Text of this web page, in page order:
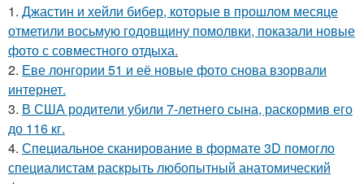
1. Джастин и хейли бибер, которые в прошлом месяце
отметили восьмую годовщину помолвки, показали новые
фото с совместного отдыха.
2. Еве лонгории 51 и её новые фото снова взорвали
интернет.
3. В США родители убили 7-летнего сына, раскормив его
до 116 кг.
4. Специальное сканирование в формате 3D помогло
специалистам раскрыть любопытный анатомический